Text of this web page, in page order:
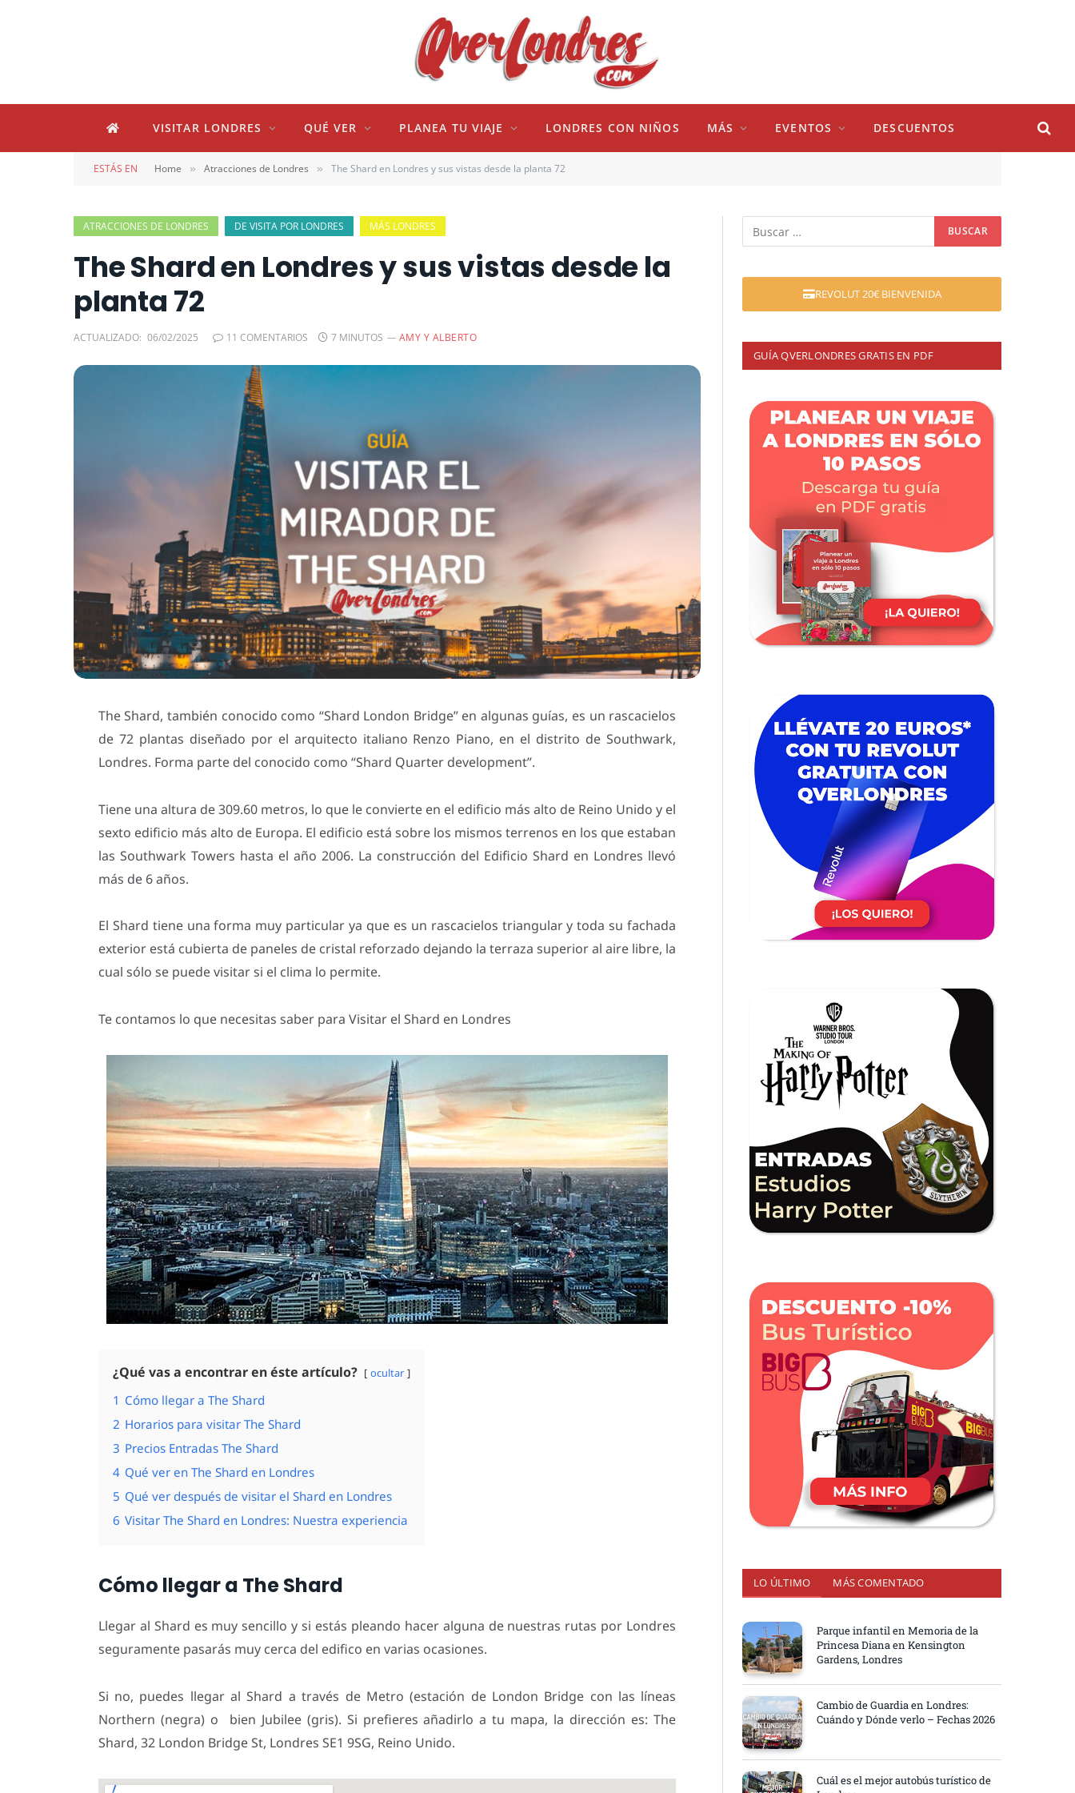
VISITAR LONDRES QUÉ VER PLANEA TU VIAJE LONDRES CON NIÑOS MÁS EVENTOS DESCUENTOS
ESTÁS EN Home » Atracciones de Londres » The Shard en Londres y sus vistas desde la planta 72
ATRACCIONES DE LONDRES DE VISITA POR LONDRES MÁS LONDRES
The Shard en Londres y sus vistas desde la
planta 72
ACTUALIZADO: 06/02/2025 11 COMENTARIOS 7 MINUTOS AMY Y ALBERTO
The Shard, también conocido como “Shard London Bridge” en algunas guías, es un rascacielos
de 72 plantas diseñado por el arquitecto italiano Renzo Piano, en el distrito de Southwark,
Londres. Forma parte del conocido como “Shard Quarter development”.
Tiene una altura de 309.60 metros, lo que le convierte en el edificio más alto de Reino Unido y el
sexto edificio más alto de Europa. El edificio está sobre los mismos terrenos en los que estaban
las Southwark Towers hasta el año 2006. La construcción del Edificio Shard en Londres llevó
más de 6 años.
El Shard tiene una forma muy particular ya que es un rascacielos triangular y toda su fachada
exterior está cubierta de paneles de cristal reforzado dejando la terraza superior al aire libre, la
cual sólo se puede visitar si el clima lo permite.
Te contamos lo que necesitas saber para Visitar el Shard en Londres
¿Qué vas a encontrar en éste artículo? ocultar
1 Cómo llegar a The Shard
2 Horarios para visitar The Shard
3 Precios Entradas The Shard
4 Qué ver en The Shard en Londres
5 Qué ver después de visitar el Shard en Londres
6 Visitar The Shard en Londres: Nuestra experiencia
Cómo llegar a The Shard
Llegar al Shard es muy sencillo y si estás pleando hacer alguna de nuestras rutas por Londres
seguramente pasarás muy cerca del edifico en varias ocasiones.
Si no, puedes llegar al Shard a través de Metro (estación de London Bridge con las líneas
Northern (negra) o bien Jubilee (gris). Si prefieres añadirlo a tu mapa, la dirección es: The
Shard, 32 London Bridge St, Londres SE1 9SG, Reino Unido.
REVOLUT 20€ BIENVENIDA
GUÍA QVERLONDRES GRATIS EN PDF
LO ÚLTIMO MÁS COMENTADO
Parque infantil en Memoria de la
Princesa Diana en Kensington
Gardens, Londres
Cambio de Guardia en Londres:
Cuándo y Dónde verlo – Fechas 2026
Cuál es el mejor autobús turístico de